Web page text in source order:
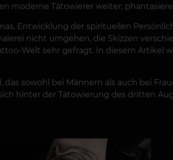
moderne Tätowierer weiter,
Entwicklung der spirituellen
nicht umgehen, die Skizzen
Welt sehr gefragt. In diesem Artikel
sowohl bei Männern als auch bei
hinter der Tätowierung des dritten